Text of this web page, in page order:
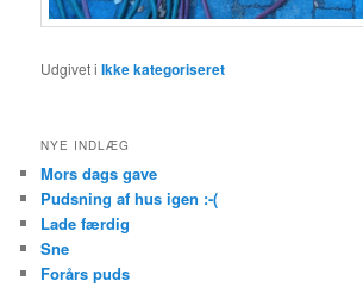
Udgivet i Ikke kategoriseret
NYE INDLÆG
Mors dags gave
Pudsning af hus igen :-(
Lade færdig
Sne
Forårs puds